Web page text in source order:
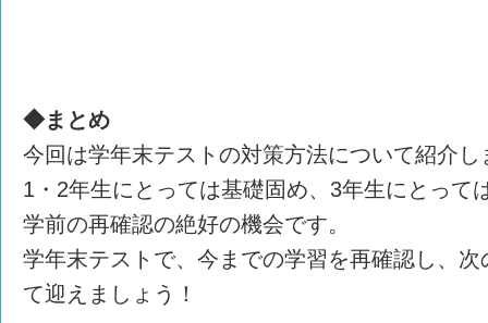
◆まとめ
今回は学年末テストの対策方法について紹介
1・2年生にとっては基礎固め、3年生にとって
学前の再確認の絶好の機会です。
学年末テストで、今までの学習を再確認し、
て迎えましょう！